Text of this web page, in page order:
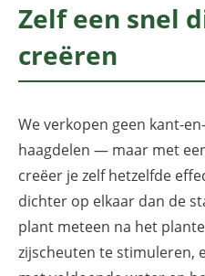
Zelf een snel
creëren
We verkopen geen kant-
haagdelen — maar met
creëer je zelf hetzelfde
dichter op elkaar dan de
plant meteen na het
zijscheuten te stimuleren,